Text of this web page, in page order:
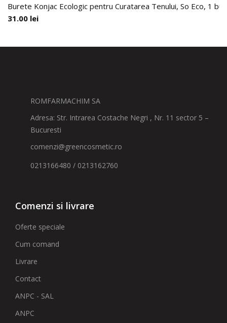
Burete Konjac Ecologic pentru Curatarea Tenului, So Eco, 1
31.00 lei
ROMFARMACHIM SA
Adresa: Str. Intrarea Costache Negri , Nr. 11 sector 5 –
Bucuresti
comenzi@greencosmetic.ro
0213166480 / 0213162760
Comenzi si livrare
Oferte speciale
Cum comand
Livrare
Contact
ANPC - SAL
ANPC